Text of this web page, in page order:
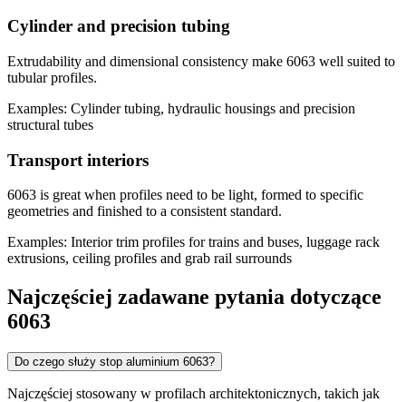
Cylinder and precision tubing
Extrudability and dimensional consistency make 6063 well suited to
tubular profiles.
Examples: Cylinder tubing, hydraulic housings and precision
structural tubes
Transport interiors
6063 is great when profiles need to be light, formed to specific
geometries and finished to a consistent standard.
Examples: Interior trim profiles for trains and buses, luggage rack
extrusions, ceiling profiles and grab rail surrounds
Najczęściej zadawane pytania dotyczące
6063
Do czego służy stop aluminium 6063?
Najczęściej stosowany w profilach architektonicznych, takich jak